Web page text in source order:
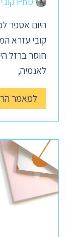
היום אספר
קובי עזרא
חוסר ברזל
לאנמיה,
למאמר